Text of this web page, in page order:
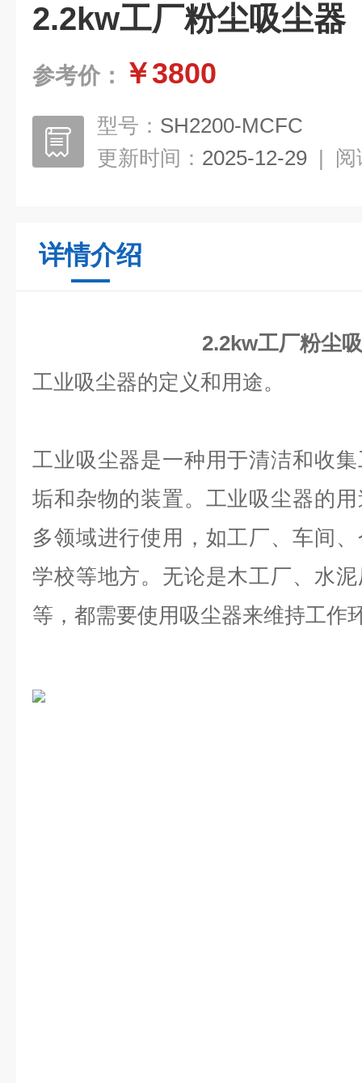
2.2kw工厂粉尘吸尘器
参考价： ￥3800
型号： SH2200-MCFC
更新时间： 2025-12-29 | 阅
详情介绍
2.2kw工厂粉尘
工业吸尘器的定义和用途。
工业吸尘器是一种用于清洁和收
垢和杂物的装置。工业吸尘器的
多领域进行使用，如工厂、车间
学校等地方。无论是木工厂、水
等，都需要使用吸尘器来维持工作